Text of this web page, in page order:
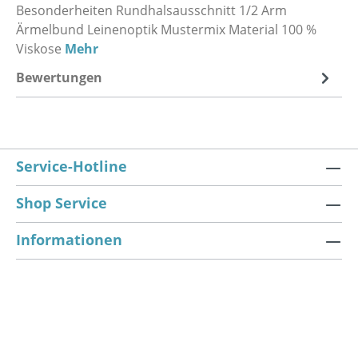
Besonderheiten Rundhalsausschnitt 1/2 Arm
Ärmelbund Leinenoptik Mustermix Material 100 %
Viskose Mehr
Bewertungen
Service-Hotline
Shop Service
Informationen